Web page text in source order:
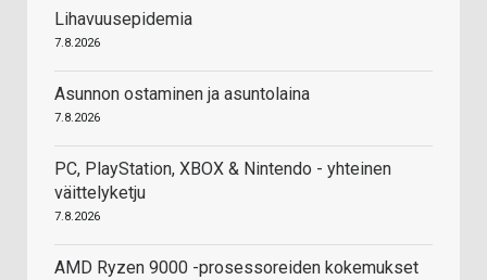
Lihavuusepidemia
7.8.2026
Asunnon ostaminen ja asuntolaina
7.8.2026
PC, PlayStation, XBOX & Nintendo - yhteinen
väittelyketju
7.8.2026
AMD Ryzen 9000 -prosessoreiden kokemukset